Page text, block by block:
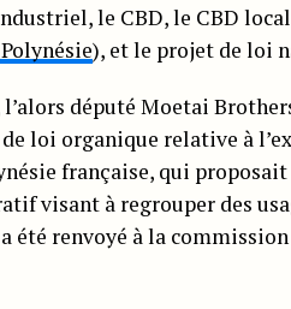
le CBD, le CBD
), et le projet de loi
député Moetai
de loi organique relative à
française, qui
visant à regrouper des
été renvoyé à la